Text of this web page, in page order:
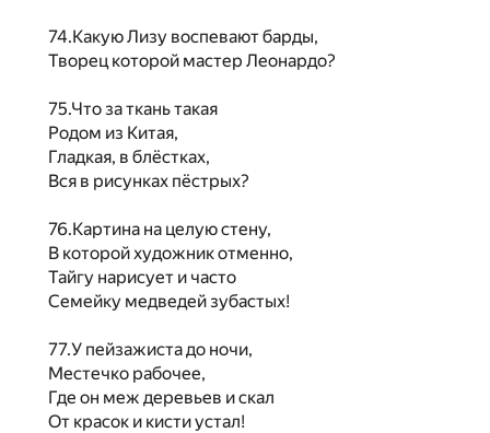
74.Какую Лизу воспевают барды,
Творец которой мастер Леонардо?
75.Что за ткань такая
Родом из Китая,
Гладкая, в блёстках,
Вся в рисунках пёстрых?
76.Картина на целую стену,
В которой художник отменно,
Тайгу нарисует и часто
Семейку медведей зубастых!
77.У пейзажиста до ночи,
Местечко рабочее,
Где он меж деревьев и скал
От красок и кисти устал!